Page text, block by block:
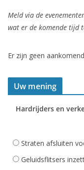
Meld via de
wat er de komende tijd
Er zijn geen
Uw mening
Hardrijders en
Straten afsluiten
Geluidsflitsers